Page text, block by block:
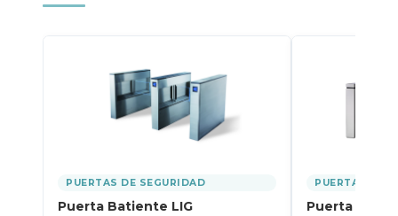
PUERTAS DE SEGURIDAD
Puerta Batiente LIG
PUERTAS DE
Puerta de